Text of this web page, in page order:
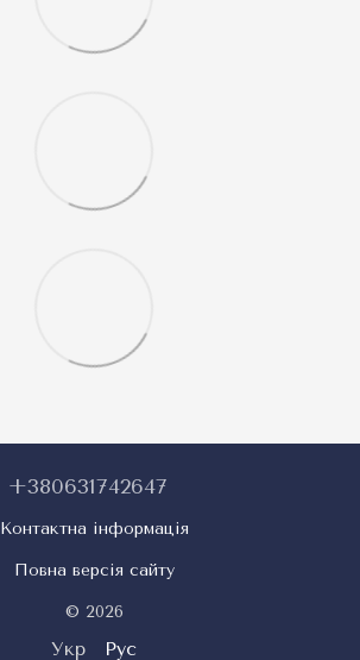
+380631742647
Контактна інформація
Повна версія сайту
© 2026
Укр Рус